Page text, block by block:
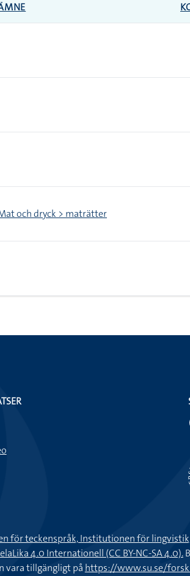
och dryck > maträtter
för teckenspråk, Institutionen för
4.0 Internationell (CC BY-NC-SA 4.0).
vara tillgängligt på https://www.su.se/